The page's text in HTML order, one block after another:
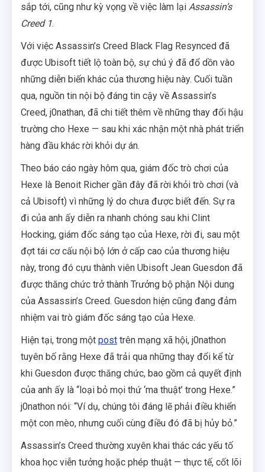
sắp tới, cũng như kỳ vọng về việc làm lại Assassin’s
Creed 1.
Với việc Assassin’s Creed Black Flag Resynced đã
được Ubisoft tiết lộ toàn bộ, sự chú ý đã đổ dồn vào
những diễn biến khác của thương hiệu này. Cuối tuần
qua, nguồn tin nội bộ đáng tin cậy về Assassin’s
Creed, j0nathan, đã chi tiết thêm về những thay đổi hậu
trường cho Hexe — sau khi xác nhận một nhà phát triển
hàng đầu khác rời khỏi dự án.
Theo báo cáo ngày hôm qua, giám đốc trò chơi của
Hexe là Benoit Richer gần đây đã rời khỏi trò chơi (và
cả Ubisoft) vì những lý do chưa được biết đến. Sự ra
đi của anh ấy diễn ra nhanh chóng sau khi Clint
Hocking, giám đốc sáng tạo của Hexe, rời đi, sau một
đợt tái cơ cấu nội bộ lớn ở cấp cao của thương hiệu
này, trong đó cựu thành viên Ubisoft Jean Guesdon đã
được thăng chức trở thành Trưởng bộ phận Nội dung
của Assassin’s Creed. Guesdon hiện cũng đang đảm
nhiệm vai trò giám đốc sáng tạo của Hexe.
Hiện tại, trong một post trên mạng xã hội, j0nathon
tuyên bố rằng Hexe đã trải qua những thay đổi kể từ
khi Guesdon được thăng chức, bao gồm cả quyết định
của anh ấy là “loại bỏ mọi thứ ‘ma thuật’ trong Hexe.”
j0nathon nói: “Ví dụ, chúng tôi đáng lẽ phải điều khiển
một con mèo, nhưng cuối cùng điều đó đã bị hủy bỏ.”
Assassin’s Creed thường xuyên khai thác các yếu tố
khoa học viễn tưởng hoặc phép thuật — thực tế, cốt lõi